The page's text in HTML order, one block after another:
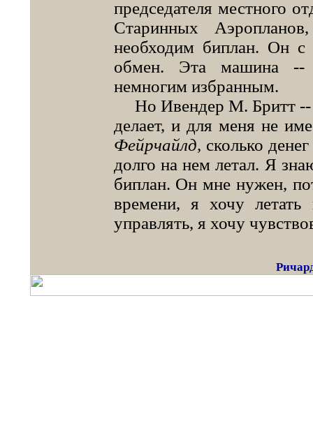
председателя местного
Старинных
необходим биплан. Он
обмен. Эта машина --
немногим избранным.
Но Ивендер М. Бритт --
делает, и для меня не
Фейрчайлд, сколько
долго на нем летал. Я
биплан. Он мне нужен,
времени, я хочу
управлять, я хочу